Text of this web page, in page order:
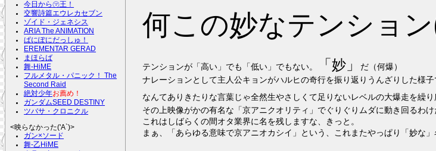
今日から㋮王！
交響詩篇エウレカセブン
ゾイド・ジェネシス
ARIA The ANIMATION
ぱにぽにだっしゅ！
EREMENTAR GERAD
まほらば
舞-HiME
フルメタル・パニック！ The
Second Raid
絶対少年お薦め！
ガンダムSEED DESTINY
ツバサ・クロニクル
<映らなかった('A`)>
ガン×ソード
舞-乙HiME
何この妙なテンショ
テンションが「高い」でも「低い」でもない。 「妙」
だ（何爆）
ナレーションとして主人公キョンがハルヒの奇行を振り返りうんざりした様
なんてありきたりな言葉じゃ全然生やさしくて足りないレベルの大爆走を繰
その上映像がかの有名な「京アニクオリティ」でぐりぐりムダに動き回るわ
これはしばらくの間オタ業界に名を残しますな、きっと。
まぁ、「あらゆる意味で京アニオカシイ」という、これまたやっぱり「妙な